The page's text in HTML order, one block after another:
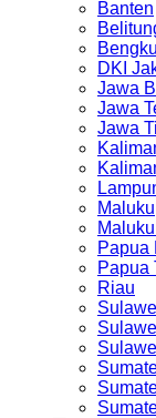
Banten
DKI
Jawa
Jawa
Jawa
Maluku
Papua
Papua
Riau